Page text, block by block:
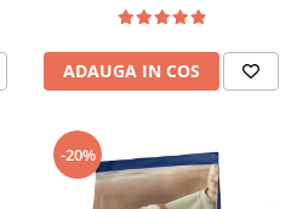
ADAUGA IN COS
-20%